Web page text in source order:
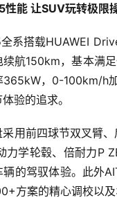
性能 让SUV玩转极限
系搭载HUAWEI
航150km，基本满
365kW，0-100km/h
验的追求。
用前四球节双叉臂
力学轮毂、倍耐力P
辆的驾驭体验。此外
方案的精心调校以